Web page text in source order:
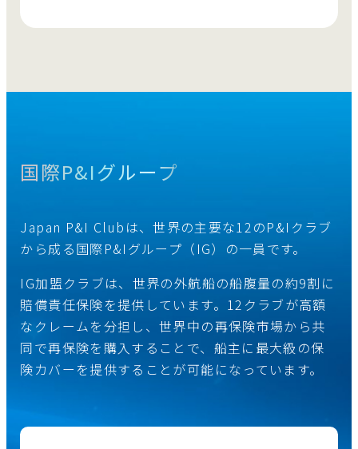
国際P&Iグループ
Japan P&I Clubは、世界の主要な12のP&Iクラブ
から成る国際P&Iグループ（IG）の一員です。
IG加盟クラブは、世界の外航船の船腹量の約9割に
賠償責任保険を提供しています。12クラブが高額
なクレームを分担し、世界中の再保険市場から共
同で再保険を購入することで、船主に最大級の保
険カバーを提供することが可能になっています。